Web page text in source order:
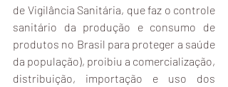
de Vigilância Sanitária, que faz o controle
sanitário da produção e consumo de
produtos no Brasil para proteger a saúde
da população), proibiu a comercialização,
distribuição, importação e uso dos